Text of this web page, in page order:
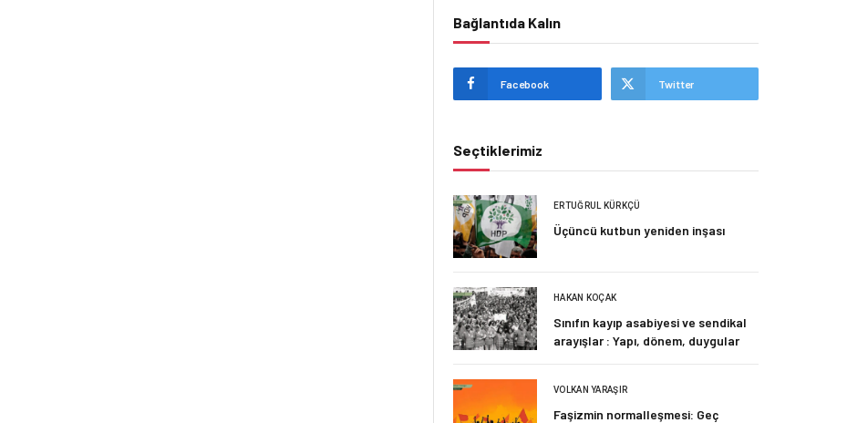
Bağlantıda Kalın
Facebook Twitter
Seçtiklerimiz
ERTUĞRUL KÜRKÇÜ
Üçüncü kutbun yeniden inşası
HAKAN KOÇAK
Sınıfın kayıp asabiyesi ve sendikal
arayışlar : Yapı, dönem, duygular
VOLKAN YARAŞIR
Faşizmin normalleşmesi: Geç